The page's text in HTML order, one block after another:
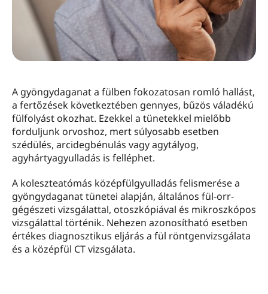
A gyöngydaganat a fülben fokozatosan romló hallást,
a fertőzések következtében gennyes, bűzös váladékú
fülfolyást okozhat. Ezekkel a tünetekkel mielőbb
forduljunk orvoshoz, mert súlyosabb esetben
szédülés, arcidegbénulás vagy agytályog,
agyhártyagyulladás is felléphet.
A koleszteatómás középfülgyulladás felismerése a
gyöngydaganat tünetei alapján, általános fül-orr-
gégészeti vizsgálattal, otoszkópiával és mikroszkópos
vizsgálattal történik. Nehezen azonosítható esetben
értékes diagnosztikus eljárás a fül röntgenvizsgálata
és a középfül CT vizsgálata.